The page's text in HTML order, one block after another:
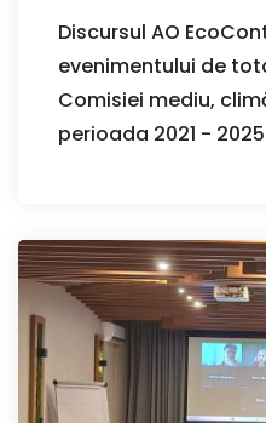
Discursul AO
evenimentului de
Comisiei mediu,
perioada 2021 - 2025